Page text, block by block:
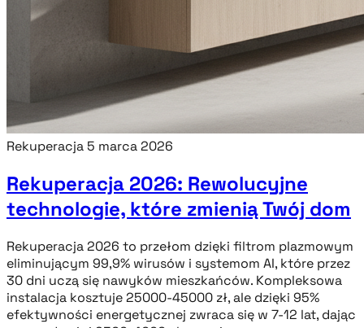
Rekuperacja5 marca 2026
Rekuperacja 2026: Rewolucyjne
technologie, które zmienią Twój dom
Rekuperacja 2026 to przełom dzięki filtrom plazmowym
eliminującym 99,9% wirusów i systemom AI, które przez
30 dni uczą się nawyków mieszkańców. Kompleksowa
instalacja kosztuje 25000-45000 zł, ale dzięki 95%
efektywności energetycznej zwraca się w 7-12 lat, dając